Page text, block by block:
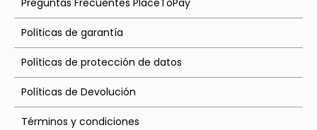
Preguntas Frecuentes PlaceToPay
Políticas de garantía
Políticas de protección de datos
Políticas de Devolución
Términos y condiciones